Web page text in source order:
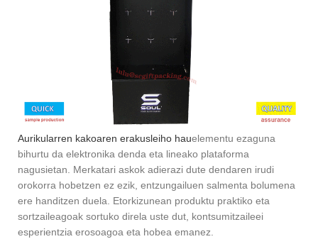
Aurikularren kakoaren erakusleiho hauelementu ezaguna
bihurtu da elektronika denda eta lineako plataforma
nagusietan. Merkatari askok adierazi dute dendaren irudi
orokorra hobetzen ez ezik, entzungailuen salmenta bolumena
ere handitzen duela. Etorkizunean produktu praktiko eta
sortzaileagoak sortuko direla uste dut, kontsumitzaileei
esperientzia erosoagoa eta hobea emanez.